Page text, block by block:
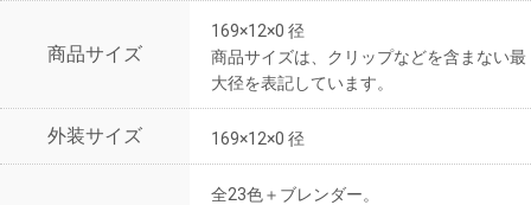
商品サイズ
169×12×0 径
商品サイズは、クリップなどを含まない最
大径を表記しています。
外装サイズ 169×12×0 径
全23色＋ブレンダー。